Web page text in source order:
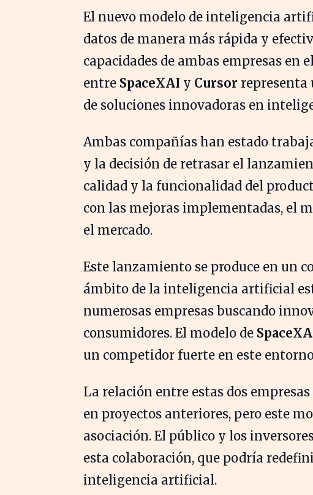
El nuevo modelo de inteligencia
datos de manera más rápida y
capacidades de ambas empresas en
entre SpaceXAI y Cursor representa
de soluciones innovadoras en
Ambas compañías han estado
y la decisión de retrasar el
calidad y la funcionalidad del
con las mejoras implementadas, el
el mercado.
Este lanzamiento se produce en un
ámbito de la inteligencia artificial
numerosas empresas buscando
consumidores. El modelo de
un competidor fuerte en este
La relación entre estas dos
en proyectos anteriores, pero este
asociación. El público y los
esta colaboración, que podría
inteligencia artificial.